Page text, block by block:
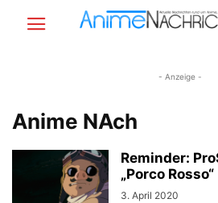
- Anzeige -
Anime NAch
Reminder:
„Porco Rosso“
3. April 2020